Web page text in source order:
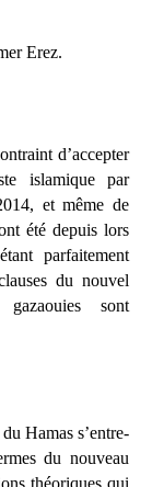
Erez.
d’accepter
islamique par
et même de
été depuis lors
parfaitement
du nouvel
sont
Hamas s’entre-
du nouveau
théoriques qui